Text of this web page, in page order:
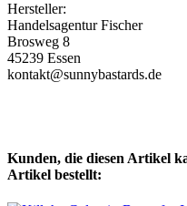
Hersteller:
Handelsagentur Fischer
Brosweg 8
45239 Essen
kontakt@sunnybastards.de
Kunden, die diesen Artikel
Artikel bestellt: